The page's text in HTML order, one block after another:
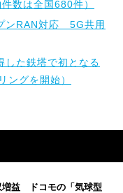
数は全国680件）
ンRAN対応 5G共用
した鉄塔で初となる
ングを開始）
増益 ドコモの「気球型